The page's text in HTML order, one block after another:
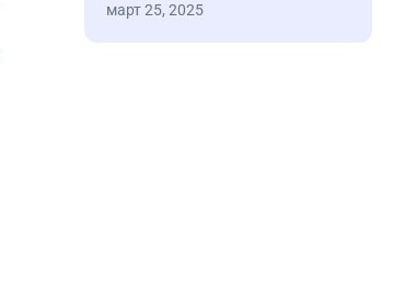
март 25, 2025